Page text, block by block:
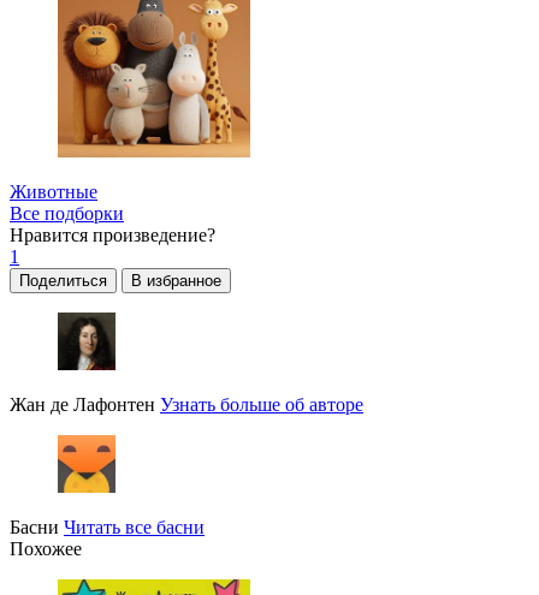
Животные
Все подборки
Нравится произведение?
1
Поделиться В избранное
Жан де Лафонтен Узнать больше об авторе
Басни Читать все басни
Похожее